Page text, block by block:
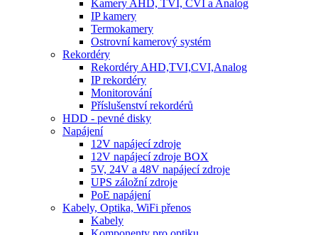
Kamery AHD, TVI, CVI a Analog
IP kamery
Termokamery
Ostrovní kamerový systém
Rekordéry
Rekordéry AHD,TVI,CVI,Analog
IP rekordéry
Monitorování
Příslušenství rekordérů
HDD - pevné disky
Napájení
12V napájecí zdroje
12V napájecí zdroje BOX
5V, 24V a 48V napájecí zdroje
UPS záložní zdroje
PoE napájení
Kabely, Optika, WiFi přenos
Kabely